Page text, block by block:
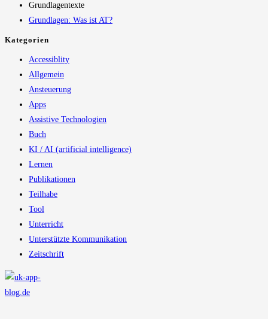
Grundlagentexte
Grundlagen: Was ist AT?
Kategorien
Accessiblity
Allgemein
Ansteuerung
Apps
Assistive Technologien
Buch
KI / AI (artificial intelligence)
Lernen
Publikationen
Teilhabe
Tool
Unterricht
Unterstützte Kommunikation
Zeitschrift